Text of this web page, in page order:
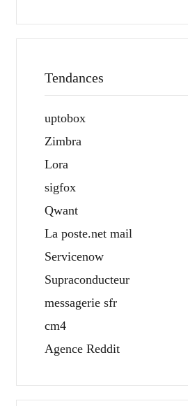
Tendances
uptobox
Zimbra
Lora
sigfox
Qwant
La poste.net mail
Servicenow
Supraconducteur
messagerie sfr
cm4
Agence Reddit